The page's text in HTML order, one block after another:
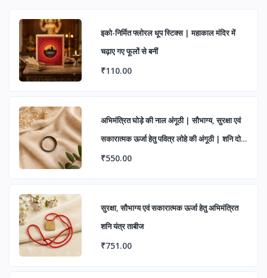
इको-निर्मित फ्लोरल धूप स्टिक्स | महाकाल मंदिर में
चढ़ाए गए फूलों से बनीं
₹110.00
अभिमंत्रित घोड़े की नाल अंगूठी | सौभाग्य, सुरक्षा एवं
सकारात्मक ऊर्जा हेतु पवित्र लोहे की अंगूठी | शनि दोष
निवारण एवं शुभ लाभ के लिए आध्यात्मिक रिंग
₹550.00
सुरक्षा, सौभाग्य एवं सकारात्मक ऊर्जा हेतु अभिमंत्रित
शनि यंत्र ताबीज
₹751.00